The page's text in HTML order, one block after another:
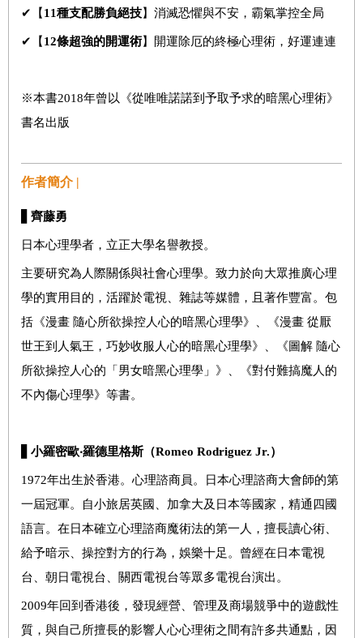
✔【 11種支配勝負絕技】消滅恐懼與不安，霸氣掌控全局
✔【 12條超強的開運術】開運除厄的終極心理術，好運連連
※本書2018年曾以《從唯唯諾諾到予取予求的暗黑心理術》
書名出版
作者簡介 |
齊藤勇
日本心理學者，立正大學名譽教授。
主要研究為人際關係與社會心理學。致力於向大眾推廣心理
學的實用目的，活躍於電視、雜誌等媒體，且著作豐富。包
括《漫畫 隨心所欲操控人心的暗黑心理學》、《漫畫 從厭
世王到人氣王，巧妙收服人心的暗黑心理學》、《圖解 隨心
所欲操控人心的「男女暗黑心理學」》、《對付難搞魔人的
不內傷心理學》等書。
小羅密歐‧羅德里格斯（Romeo Rodriguez Jr.）
1972年出生於香港。心理諮商員。日本心理諮商大會師的第
一屆冠軍。自小旅居英國、加拿大及日本等國家，精通四國
語言。在日本確立心理諮商魔術法的第一人，擅長讀心術、
給予暗示、操控對方的行為，娛樂十足。曾經在日本電視
台、朝日電視台、關西電視台等眾多電視台演出。
2009年回到香港後，發現經營、管理及商場競爭中的遊戲性
質，與自己所擅長的影響人心心理術之間有許多共通點，因